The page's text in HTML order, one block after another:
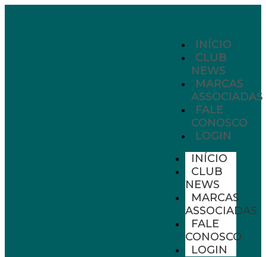
INÍCIO
CLUB
NEWS
MARCAS
ASSOCIADAS
FALE
CONOSCO
LOGIN
INÍCIO
CLUB
NEWS
MARCAS
ASSOCIADAS
FALE
CONOSCO
LOGIN